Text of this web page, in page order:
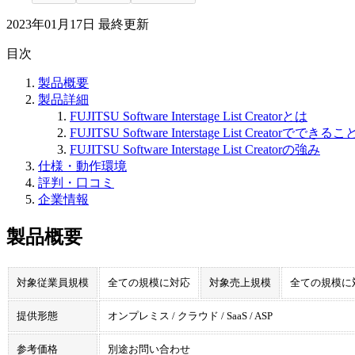
2023年01月17日 最終更新
目次
製品概要
製品詳細
FUJITSU Software Interstage List Creatorとは
FUJITSU Software Interstage List Creatorでできるこ
FUJITSU Software Interstage List Creatorの強み
仕様・動作環境
評判・口コミ
企業情報
製品概要
対象従業員規模 全ての規模に対応 対象売上規模 全ての規模に
提供形態 オンプレミス / クラウド / SaaS / ASP
参考価格 別途お問い合わせ